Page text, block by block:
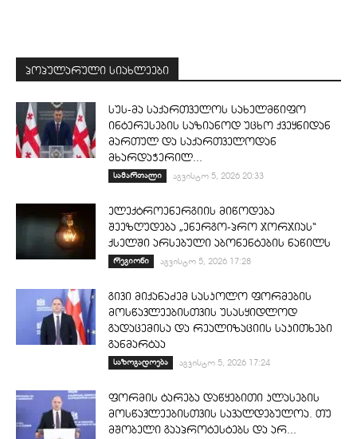
პოპულარული სიახლეები
სუს-მა საქართველოს სახელმწიფო
ინტერესების საზიანოდ უცხო ქვეყნიდან
მართულ და საქართველოდან
მხარდაჭერილ...
სამართალი აგვისტო 5, 2026 20:33
ელექტროენერგიის მიწოდება
შეეზღუდება „ენერგო-პრო ჯორჯიას“
ქსელში არსებული აბონენტების ნაწილს
რეგიონი აგვისტო 5, 2026 17:28
გივი მიქანაძემ სასკოლო ფორმების
მოსწავლეებისთვის უსასყიდლოდ
გადაცემისა და რეალიზაციის საკითხები
განმარტაა
საზოგადოება აგვისტო 5, 2026 17:24
ფორმის ტარება დაწყებითი კლასების
მოსწავლეებისთვის სავალდებულოა. თუ
მშობელი გააპროტესტებს და არ...